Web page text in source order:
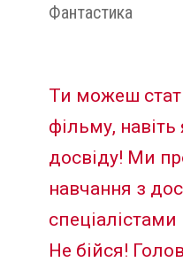
Фантастика
Ти можеш
фільму,
досвіду! Ми
навчання з
спеціалістами
Не бійся!